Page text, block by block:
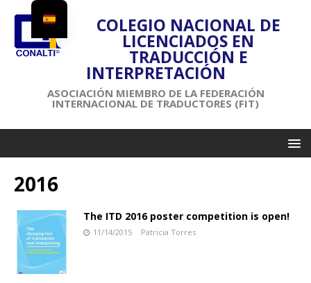
COLEGIO NACIONAL DE
LICENCIADOS EN
TRADUCCIÓN E
INTERPRETACIÓN
ASOCIACIÓN MIEMBRO DE LA FEDERACIÓN
INTERNACIONAL DE TRADUCTORES (FIT)
2016
The ITD 2016 poster competition is open!
11/14/2015 Patricia Torres